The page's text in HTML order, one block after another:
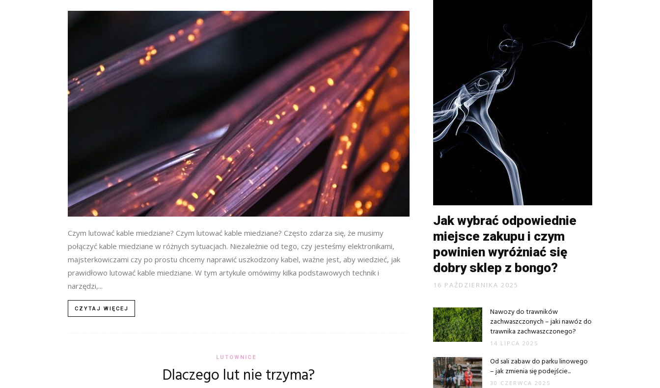
Czym lutować kable miedziane? Czym lutować kable miedziane? Często zdarza się, że musimy
połączyć kable miedziane w różnych sytuacjach. Niezależnie od tego, czy jesteśmy elektronikami,
majsterkowiczami czy po prostu chcemy naprawić uszkodzony kabel, ważne jest, aby wiedzieć, jak
prawidłowo lutować kable miedziane. W tym artykule omówimy kilka podstawowych technik i
narzędzi,...
CZYTAJ WIĘCEJ
LUTOWNICE
Dlaczego lut nie trzyma?
Jak wybrać odpowiednie
miejsce zakupu i czym
powinien wyróżniać się
dobry sklep z bongo?
16 PAŹDZIERNIKA 2025
Nawozy do trawników
zachwaszczonych – jaki nawóz do
trawnika zachwaszczonego?
14 LIPCA 2025
Od sali zabaw do parku linowego
– jak zmienia się podejście...
30 CZERWCA 2025